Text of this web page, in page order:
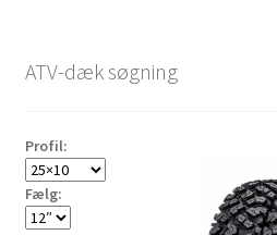
ATV-dæk søgning
Profil:
Fælg: